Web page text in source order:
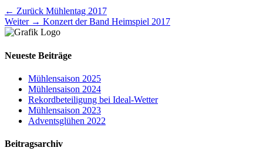
Beitragsnavigation
← Zurück Vorhergehender
Beitrag:
Mühlentag 2017
Weiter → Nächster
Beitrag:
Konzert der Band Heimspiel 2017
Neueste Beiträge
Mühlensaison 2025
Mühlensaison 2024
Rekordbeteiligung bei Ideal-Wetter
Mühlensaison 2023
Adventsglühen 2022
Beitragsarchiv